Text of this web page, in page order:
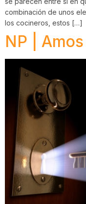
combinación de unos
los cocineros, estos […]
NP |